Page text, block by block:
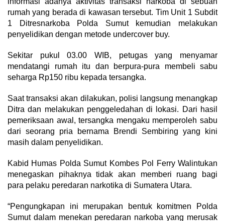
rumah yang berada di kawasan tersebut. Tim Unit 1 Subdit
1 Ditresnarkoba Polda Sumut kemudian melakukan
penyelidikan dengan metode undercover buy.
Sekitar pukul 03.00 WIB, petugas yang menyamar
mendatangi rumah itu dan berpura-pura membeli sabu
seharga Rp150 ribu kepada tersangka.
Saat transaksi akan dilakukan, polisi langsung menangkap
Ditra dan melakukan penggeledahan di lokasi. Dari hasil
pemeriksaan awal, tersangka mengaku memperoleh sabu
dari seorang pria bernama Brendi Sembiring yang kini
masih dalam penyelidikan.
Kabid Humas Polda Sumut Kombes Pol Ferry Walintukan
menegaskan pihaknya tidak akan memberi ruang bagi
para pelaku peredaran narkotika di Sumatera Utara.
“Pengungkapan ini merupakan bentuk komitmen Polda
Sumut dalam menekan peredaran narkoba yang merusak